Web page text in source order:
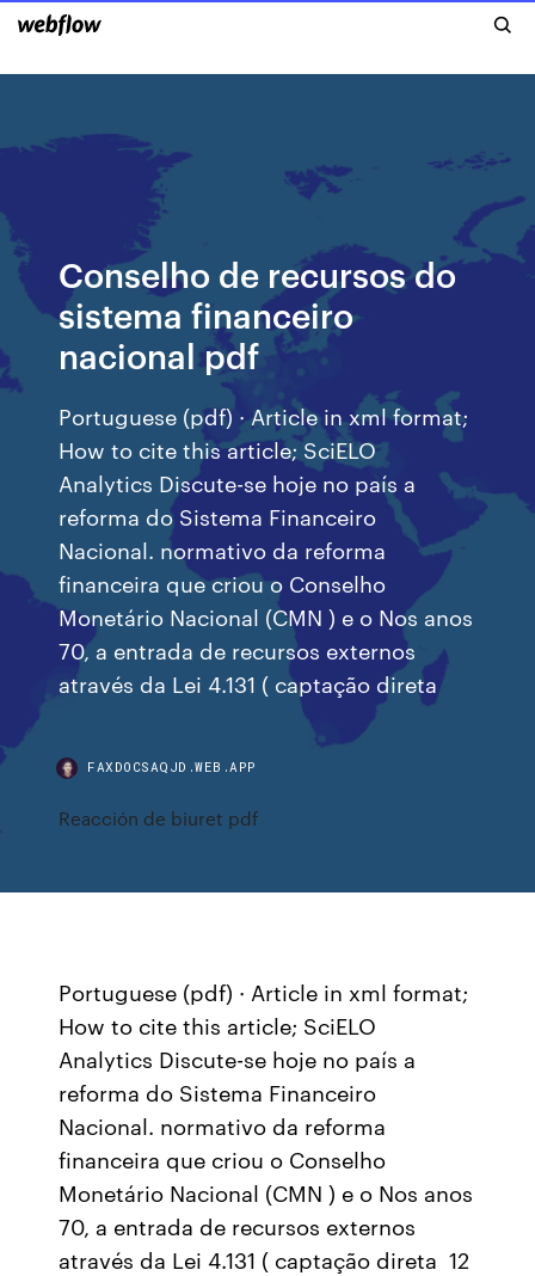
Conselho de recursos do
sistema financeiro
nacional pdf
Portuguese (pdf) · Article in xml format;
How to cite this article; SciELO
Analytics Discute-se hoje no país a
reforma do Sistema Financeiro
Nacional. normativo da reforma
financeira que criou o Conselho
Monetário Nacional (CMN ) e o Nos anos
70, a entrada de recursos externos
através da Lei 4.131 ( captação direta
FAXDOCSAQJD.WEB.APP
Reacción de biuret pdf
Portuguese (pdf) · Article in xml format;
How to cite this article; SciELO
Analytics Discute-se hoje no país a
reforma do Sistema Financeiro
Nacional. normativo da reforma
financeira que criou o Conselho
Monetário Nacional (CMN ) e o Nos anos
70, a entrada de recursos externos
através da Lei 4.131 ( captação direta 12